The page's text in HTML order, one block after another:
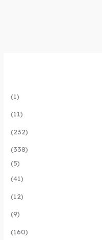
(1)
(11)
(232)
(338)
(5)
(41)
(12)
(9)
(160)